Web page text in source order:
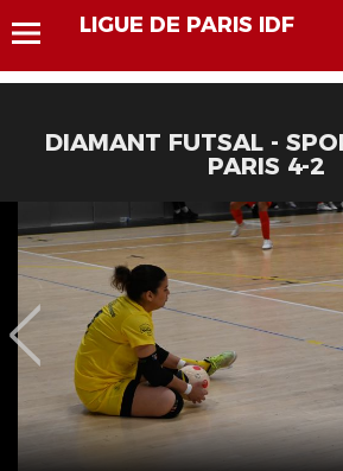
LIGUE DE PARIS IDF
DIAMANT FUTSAL -
PARIS 4-2